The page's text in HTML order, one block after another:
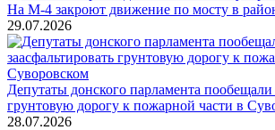
На М-4 закроют движение по мосту в
29.07.2026
Депутаты донского парламента пообещали
грунтовую дорогу к пожарной части в
28.07.2026